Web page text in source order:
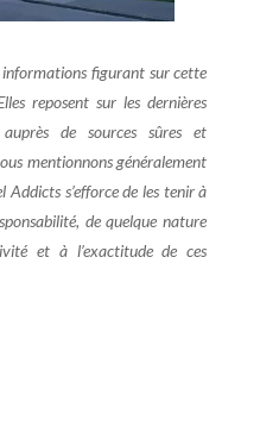
informations figurant sur cette
reposent sur les dernières
auprès de sources sûres et
mentionnons généralement
Addicts s’efforce de les tenir à
de quelque nature
et à l’exactitude de ces